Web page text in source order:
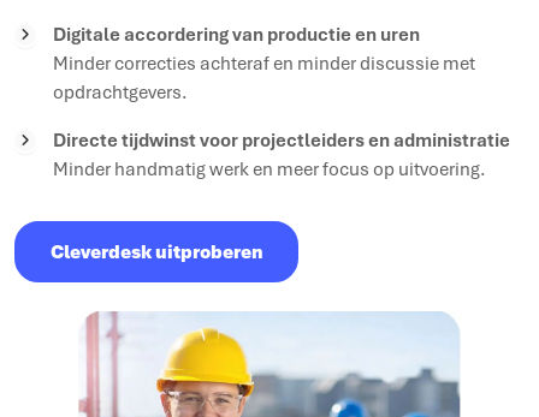
Digitale accordering van productie en uren
Minder correcties achteraf en minder discussie met
opdrachtgevers.
Directe tijdwinst voor projectleiders en administratie
Minder handmatig werk en meer focus op uitvoering.
Cleverdesk uitproberen